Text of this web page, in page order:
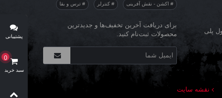
پلی
اکشن - نقش آفرینی کنترلر ترس و بقا
برای دریافت آخرین تخفیف‌ها و جدیدترین
محصولات ثبت‌نام کنید.
نقشه سایت
پشتیبانی
سبد خرید
0